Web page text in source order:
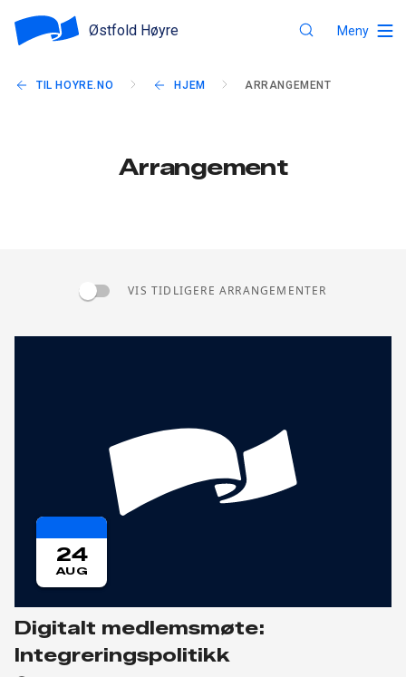
Østfold Høyre Meny
TIL HOYRE.NO HJEM ARRANGEMENT
Arrangement
VIS TIDLIGERE ARRANGEMENTER
24
AUG
Digitalt medlemsmøte:
Integreringspolitikk